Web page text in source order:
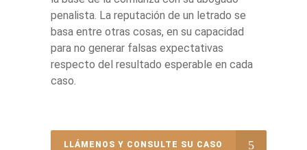
penalista. La reputación de un letrado se
basa entre otras cosas, en su capacidad
para no generar falsas expectativas
respecto del resultado esperable en cada
caso.
LLÁMENOS Y CONSULTE SU CASO